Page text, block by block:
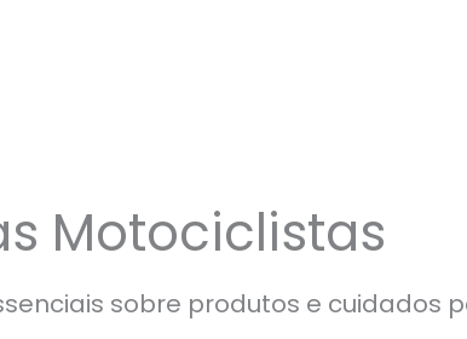
Motociclistas
sobre produtos e cuidados